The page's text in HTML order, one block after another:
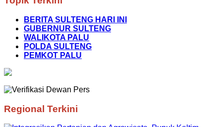
BERITA SULTENG HARI INI
GUBERNUR SULTENG
WALIKOTA PALU
POLDA SULTENG
PEMKOT PALU
Regional Terkini